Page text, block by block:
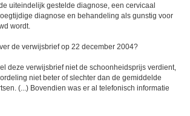
uiteindelijk gestelde diagnose, een cervicaal
diagnose en behandeling als gunstig voor
wordt.
de verwijsbrief op 22 december 2004?
deze verwijsbrief niet de schoonheidsprijs verdient,
niet beter of slechter dan de gemiddelde
(...) Bovendien was er al telefonisch informatie